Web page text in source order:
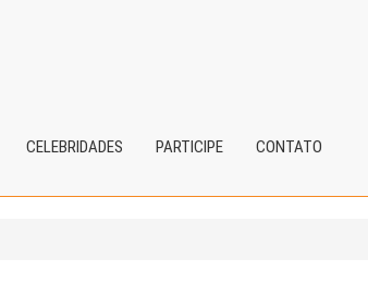
CELEBRIDADES PARTICIPE CONTATO